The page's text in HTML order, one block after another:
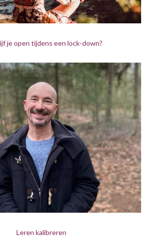
je open tijdens een lock-down?
Leren kalibreren